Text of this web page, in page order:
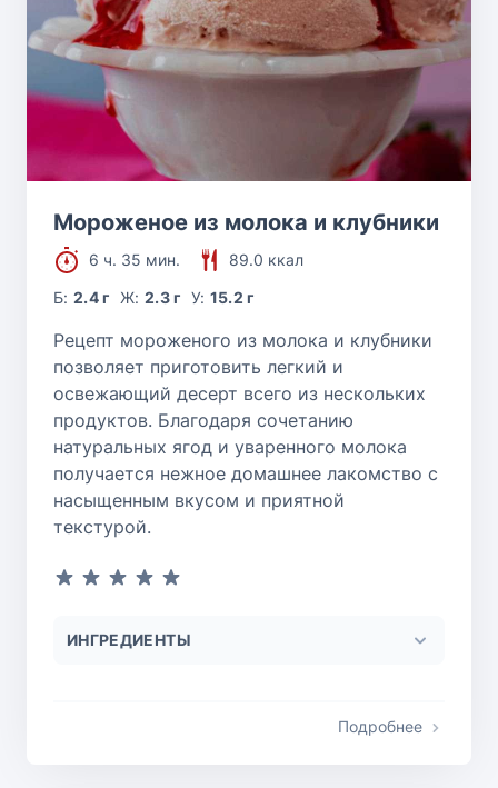
Мороженое из молока и клубники
6 ч. 35 мин.
89.0 ккал
Б:2.4 г Ж: 2.3 г У: 15.2 г
Рецепт мороженого из молока и клубники
позволяет приготовить легкий и
освежающий десерт всего из нескольких
продуктов. Благодаря сочетанию
натуральных ягод и уваренного молока
получается нежное домашнее лакомство с
насыщенным вкусом и приятной
текстурой.
ИНГРЕДИЕНТЫ
Подробнее